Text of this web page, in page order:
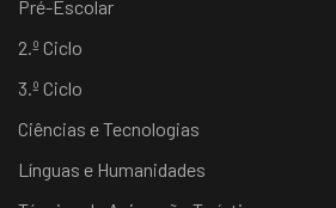
Pré-Escolar
2.º Ciclo
3.º Ciclo
Ciências e Tecnologias
Línguas e Humanidades